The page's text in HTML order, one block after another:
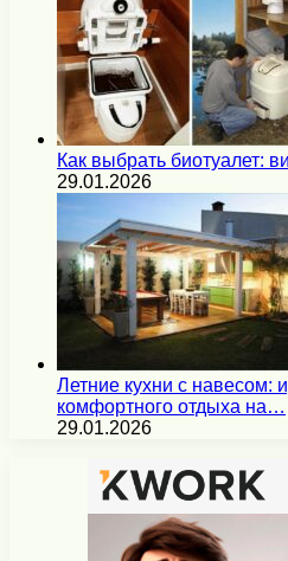
Как выбрать биотуалет:
29.01.2026
Летние кухни с навесом:
комфортного отдыха на…
29.01.2026